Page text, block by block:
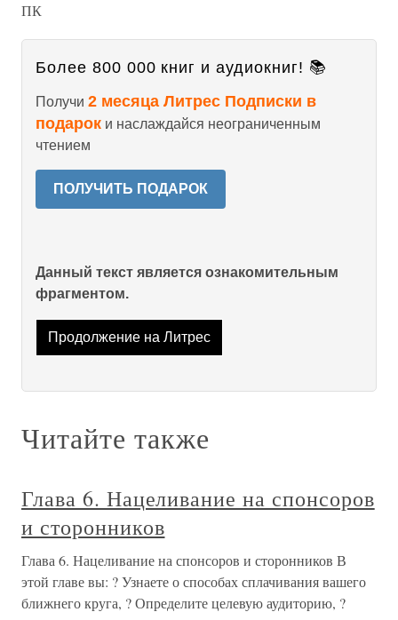
ПК
Более 800 000 книг и аудиокниг! 📚
Получи 2 месяца Литрес Подписки в
подарок и наслаждайся неограниченным
чтением
ПОЛУЧИТЬ ПОДАРОК
Данный текст является ознакомительным
фрагментом.
Продолжение на Литрес
Читайте также
Глава 6. Нацеливание на спонсоров
и сторонников
Глава 6. Нацеливание на спонсоров и сторонников В
этой главе вы: ? Узнаете о способах сплачивания вашего
ближнего круга, ? Определите целевую аудиторию, ?